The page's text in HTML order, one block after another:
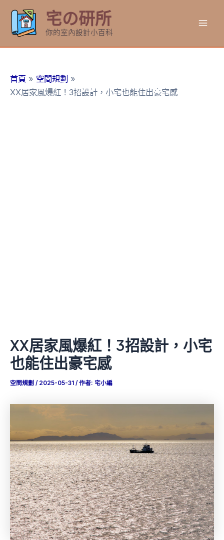
要
宅の研所
你的室內設計小百科
首頁
空間規劃
XX居家風爆紅！3招設計，小宅也能住出豪宅感
XX居家風爆紅！3招設計，小宅
也能住出豪宅感
空間規劃 / 2025-05-31 / 作者: 宅小編